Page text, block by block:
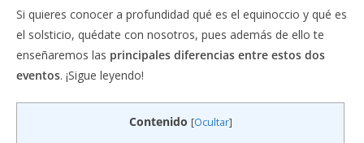
Si quieres conocer a profundidad qué es el equinoccio y qué es
el solsticio, quédate con nosotros, pues además de ello te
enseñaremos las principales diferencias entre estos dos
eventos. ¡Sigue leyendo!
Contenido [Ocultar]